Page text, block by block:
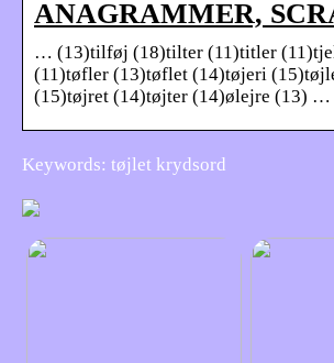
ANAGRAMMER,
… (13)tilføj (18)tilter (11)titler
(11)tøfler (13)tøflet (14)tøjeri
(15)tøjret (14)tøjter (14)ølejre (13) …
Keywords: tøjlet krydsord